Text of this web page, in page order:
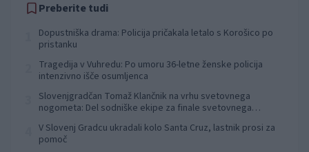
Preberite tudi
Dopustniška drama: Policija pričakala letalo s Korošico po
pristanku
Tragedija v Vuhredu: Po umoru 36-letne ženske policija
intenzivno išče osumljenca
Slovenjgradčan Tomaž Klančnik na vrhu svetovnega
nogometa: Del sodniške ekipe za finale svetovnega
V Slovenj Gradcu ukradali kolo Santa Cruz, lastnik prosi za
pomoč